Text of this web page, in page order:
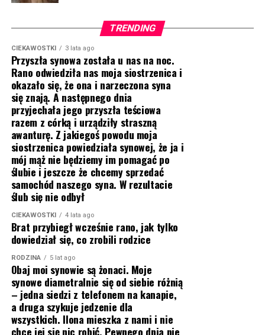
TRENDING
CIEKAWOSTKI 3 lata ago
Przyszła synowa została u nas na noc.
Rano odwiedziła nas moja siostrzenica i
okazało się, że ona i narzeczona syna
się znają. A następnego dnia
przyjechała jego przyszła teściowa
razem z córką i urządziły straszną
awanturę. Z jakiegoś powodu moja
siostrzenica powiedziała synowej, że ja i
mój mąż nie będziemy im pomagać po
ślubie i jeszcze że chcemy sprzedać
samochód naszego syna. W rezultacie
ślub się nie odbył
CIEKAWOSTKI 4 lata ago
Brat przybiegł wcześnie rano, jak tylko
dowiedział się, co zrobili rodzice
RODZINA 5 lat ago
Obaj moi synowie są żonaci. Moje
synowe diametralnie się od siebie różnią
– jedna siedzi z telefonem na kanapie,
a druga szykuje jedzenie dla
wszystkich. Ilona mieszka z nami i nie
chce jej się nic robić. Pewnego dnia nie